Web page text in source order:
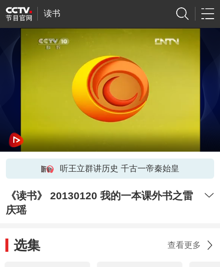
读书
听王立群讲历史 千古一帝秦始皇
《读书》 20130120 我的一本课外书之雷
庆瑶
选集 查看更多